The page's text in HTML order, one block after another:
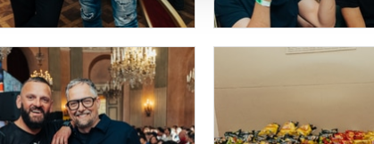
für soziale Medien, Werbung und Analysen weiter.